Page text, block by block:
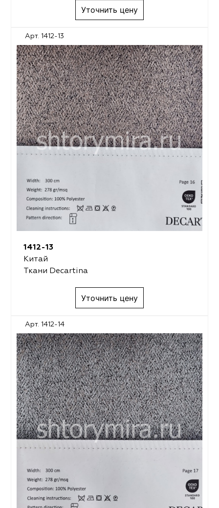
Уточнить цену
Арт. 1412-13
1412-13
Китай
Ткани Decartina
Уточнить цену
Арт. 1412-14